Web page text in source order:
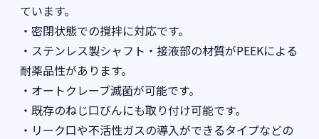
ています。
・密閉状態での撹拌に対応です。
・ステンレス製シャフト・接液部の材質がPEEKによる
耐薬品性があります。
・オートクレーブ滅菌が可能です。
・既存のねじ口びんにも取り付け可能です。
・リーク口や不活性ガスの導入ができるタイプなどの